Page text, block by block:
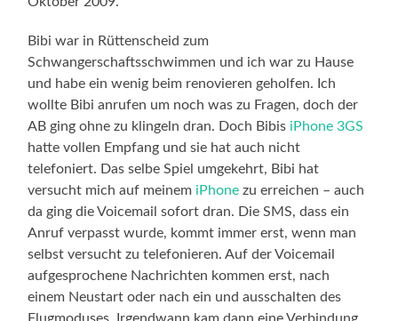
Bibi war in Rüttenscheid zum
Schwangerschaftsschwimmen und ich war zu Hause
und habe ein wenig beim renovieren geholfen. Ich
wollte Bibi anrufen um noch was zu Fragen, doch der
AB ging ohne zu klingeln dran. Doch Bibis iPhone 3GS
hatte vollen Empfang und sie hat auch nicht
telefoniert. Das selbe Spiel umgekehrt, Bibi hat
versucht mich auf meinem iPhone zu erreichen – auch
da ging die Voicemail sofort dran. Die SMS, dass ein
Anruf verpasst wurde, kommt immer erst, wenn man
selbst versucht zu telefonieren. Auf der Voicemail
aufgesprochene Nachrichten kommen erst, nach
einem Neustart oder nach ein und ausschalten des